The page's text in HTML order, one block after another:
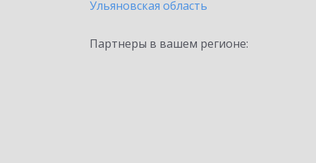
Ульяновская область
Партнеры в вашем регионе: